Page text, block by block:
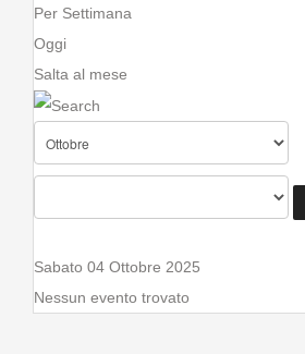
Per Settimana
Oggi
Salta al mese
Sabato 04 Ottobre 2025
Nessun evento trovato